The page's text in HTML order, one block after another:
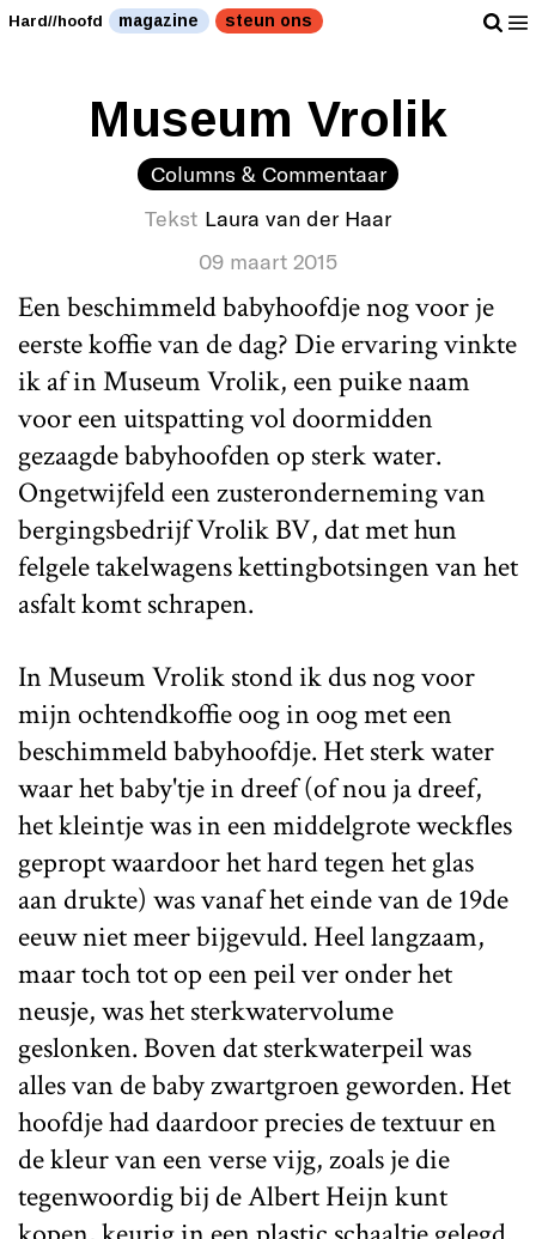
Hard//hoofd magazine steun ons
Museum Vrolik
Columns & Commentaar
Tekst Laura van der Haar
09 maart 2015
Een beschimmeld babyhoofdje nog voor je
eerste koffie van de dag? Die ervaring vinkte
ik af in Museum Vrolik, een puike naam
voor een uitspatting vol doormidden
gezaagde babyhoofden op sterk water.
Ongetwijfeld een zusteronderneming van
bergingsbedrijf Vrolik BV, dat met hun
felgele takelwagens kettingbotsingen van het
asfalt komt schrapen.
In Museum Vrolik stond ik dus nog voor
mijn ochtendkoffie oog in oog met een
beschimmeld babyhoofdje. Het sterk water
waar het baby'tje in dreef (of nou ja dreef,
het kleintje was in een middelgrote weckfles
gepropt waardoor het hard tegen het glas
aan drukte) was vanaf het einde van de 19de
eeuw niet meer bijgevuld. Heel langzaam,
maar toch tot op een peil ver onder het
neusje, was het sterkwatervolume
geslonken. Boven dat sterkwaterpeil was
alles van de baby zwartgroen geworden. Het
hoofdje had daardoor precies de textuur en
de kleur van een verse vijg, zoals je die
tegenwoordig bij de Albert Heijn kunt